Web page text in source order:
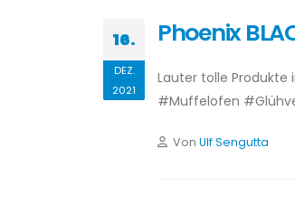
16.
DEZ.
2021
Phoenix
Lauter tolle Produkte
#Muffelofen
Von Ulf Sengutta